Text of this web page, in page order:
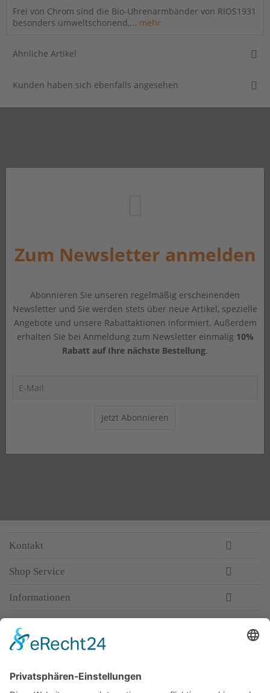
Frei von Chrom sind die Bio-Uhrenarmbänder von RIOS1931
besonders umweltschonend,... mehr
Ähnliche Artikel
Kunden haben sich ebenfalls angesehen
Zum Newsletter anmelden
Abonnieren Sie unseren regelmäßig erscheinenden
Newsletter und Sie werden stets über neue Artikel, spezielle
Angebote und unsere Rabattaktionen informiert. Außerdem
erhalten Sie bei Anmeldung zum Newsletter einmalig 10%
Rabatt auf Ihre nächste Bestellung.
Jetzt Abonnieren
Kontakt
Shop Service
Informationen
Top-Anbieter
Spitzenqualität